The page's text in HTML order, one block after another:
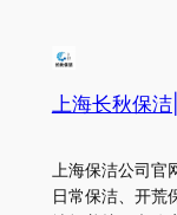
上海长秋保
上海保洁公司官
日常保洁、开荒